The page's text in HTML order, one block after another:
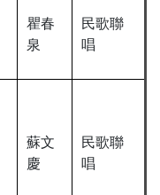
瞿春
泉
民歌聯
唱
蘇文
慶
民歌聯
唱